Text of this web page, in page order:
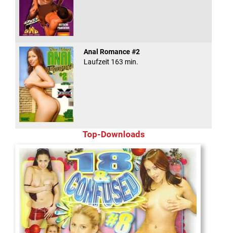
Anal Romance #2
Laufzeit 163 min.
Top-Downloads